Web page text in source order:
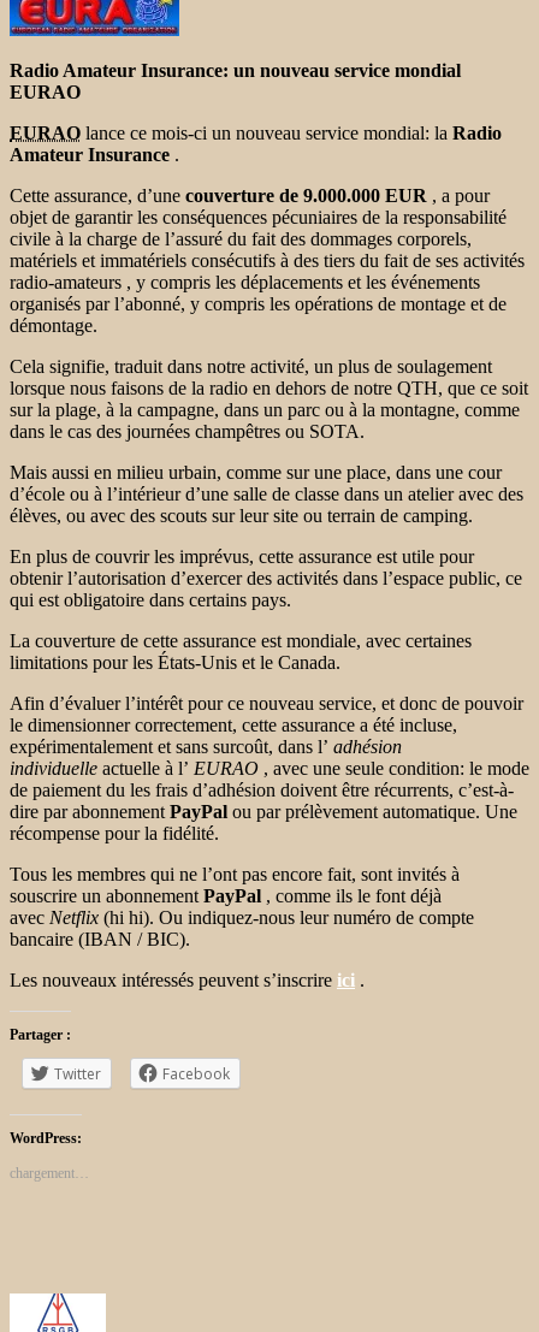
Radio Amateur Insurance: un nouveau service mondial
EURAO
EURAO lance ce mois-ci un nouveau service mondial: la Radio
Amateur Insurance .
Cette assurance, d’une couverture de 9.000.000 EUR , a pour
objet de garantir les conséquences pécuniaires de la responsabilité
civile à la charge de l’assuré du fait des dommages corporels,
matériels et immatériels consécutifs à des tiers du fait de ses activités
radio-amateurs , y compris les déplacements et les événements
organisés par l’abonné, y compris les opérations de montage et de
démontage.
Cela signifie, traduit dans notre activité, un plus de soulagement
lorsque nous faisons de la radio en dehors de notre QTH, que ce soit
sur la plage, à la campagne, dans un parc ou à la montagne, comme
dans le cas des journées champêtres ou SOTA.
Mais aussi en milieu urbain, comme sur une place, dans une cour
d’école ou à l’intérieur d’une salle de classe dans un atelier avec des
élèves, ou avec des scouts sur leur site ou terrain de camping.
En plus de couvrir les imprévus, cette assurance est utile pour
obtenir l’autorisation d’exercer des activités dans l’espace public, ce
qui est obligatoire dans certains pays.
La couverture de cette assurance est mondiale, avec certaines
limitations pour les États-Unis et le Canada.
Afin d’évaluer l’intérêt pour ce nouveau service, et donc de pouvoir
le dimensionner correctement, cette assurance a été incluse,
expérimentalement et sans surcoût, dans l’ adhésion
individuelle actuelle à l’ EURAO , avec une seule condition: le mode
de paiement du les frais d’adhésion doivent être récurrents, c’est-à-
dire par abonnement PayPal ou par prélèvement automatique. Une
récompense pour la fidélité.
Tous les membres qui ne l’ont pas encore fait, sont invités à
souscrire un abonnement PayPal , comme ils le font déjà
avec Netflix (hi hi). Ou indiquez-nous leur numéro de compte
bancaire (IBAN / BIC).
Les nouveaux intéressés peuvent s’inscrire ici .
Partager :
Twitter Facebook
WordPress:
chargement…